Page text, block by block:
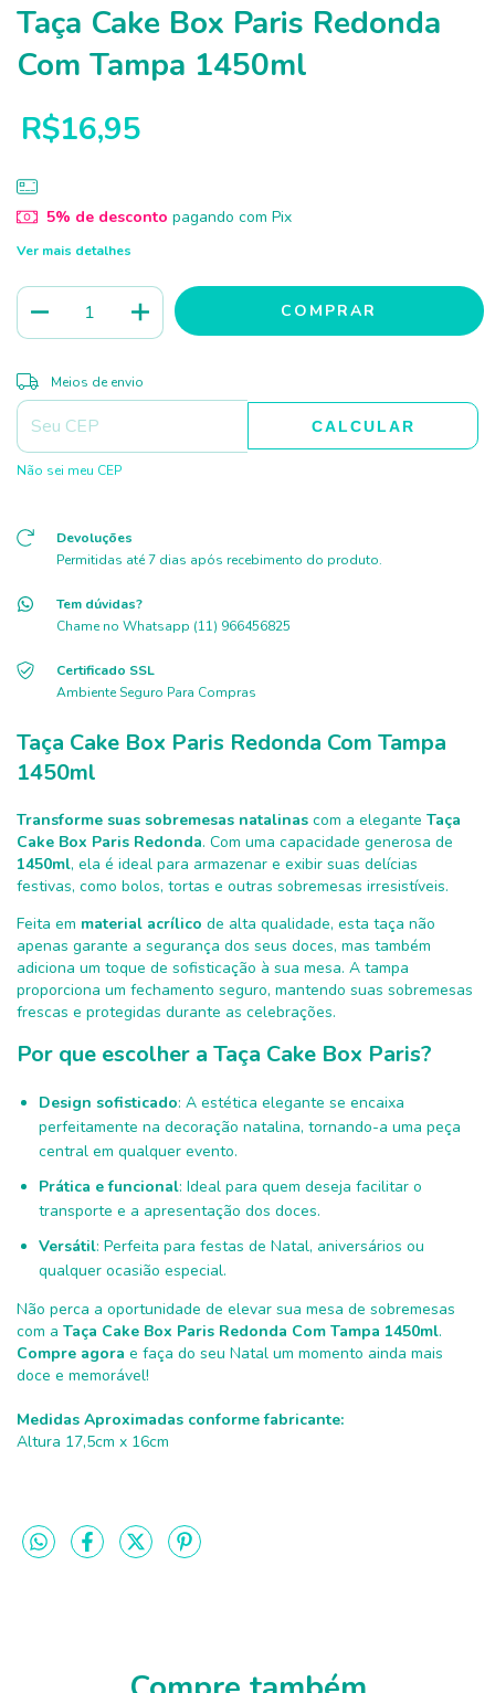
Taça Cake Box Paris Redonda
Com Tampa 1450ml
R$16,95
5% de desconto pagando com Pix
Ver mais detalhes
Entregas para o CEP:
Meios de envio
CALCULAR
Não sei meu CEP
Devoluções
Permitidas até 7 dias após recebimento do produto.
Tem dúvidas?
Chame no Whatsapp (11) 966456825
Certificado SSL
Ambiente Seguro Para Compras
Taça Cake Box Paris Redonda Com Tampa
1450ml
Transforme suas sobremesas natalinas com a elegante Taça
Cake Box Paris Redonda. Com uma capacidade generosa de
1450ml, ela é ideal para armazenar e exibir suas delícias
festivas, como bolos, tortas e outras sobremesas irresistíveis.
Feita em material acrílico de alta qualidade, esta taça não
apenas garante a segurança dos seus doces, mas também
adiciona um toque de sofisticação à sua mesa. A tampa
proporciona um fechamento seguro, mantendo suas sobremesas
frescas e protegidas durante as celebrações.
Por que escolher a Taça Cake Box Paris?
Design sofisticado: A estética elegante se encaixa
perfeitamente na decoração natalina, tornando-a uma peça
central em qualquer evento.
Prática e funcional: Ideal para quem deseja facilitar o
transporte e a apresentação dos doces.
Versátil: Perfeita para festas de Natal, aniversários ou
qualquer ocasião especial.
Não perca a oportunidade de elevar sua mesa de sobremesas
com a Taça Cake Box Paris Redonda Com Tampa 1450ml.
Compre agora e faça do seu Natal um momento ainda mais
doce e memorável!
Medidas Aproximadas conforme fabricante:
Altura 17,5cm x 16cm